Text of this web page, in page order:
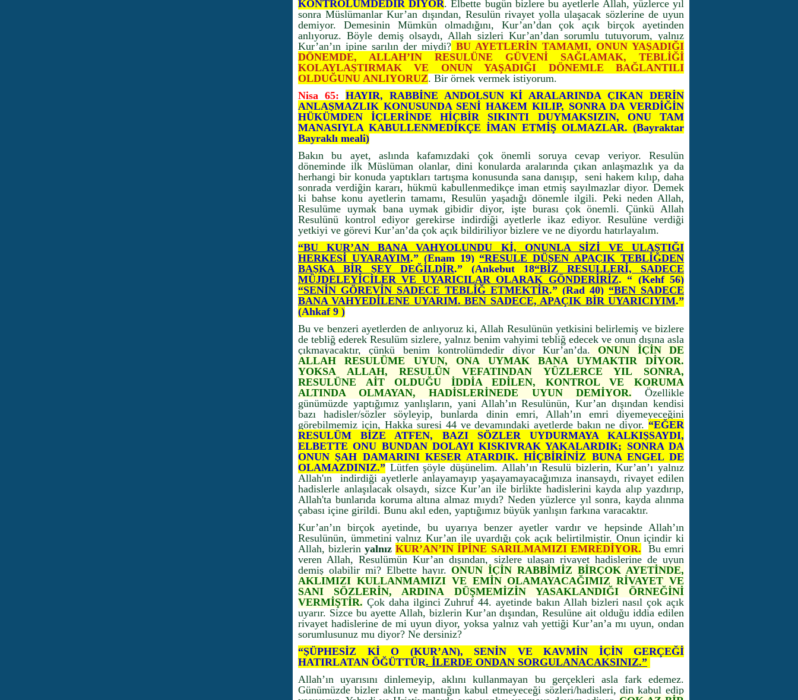
KONTROLÜMDEDİR DİYOR. Elbette bugün bizlere bu ayetlerle Allah, yüzlerce yıl
sonra Müslümanlar Kur’an dışından, Resulün rivayet yolla ulaşacak sözlerine de uyun
demiyor. Demesinin Mümkün olmadığını, Kur’an’dan çok açık birçok ayetinden
anlıyoruz. Böyle demiş olsaydı, Allah sizleri Kur’an’dan sorumlu tutuyorum, yalnız
Kur’an’ın ipine sarılın der miydi? BU AYETLERİN TAMAMI, ONUN YAŞADIĞI
DÖNEMDE, ALLAH’IN RESULÜNE GÜVENİ SAĞLAMAK, TEBLİĞİ
KOLAYLAŞTIRMAK VE ONUN YAŞADIĞI DÖNEMLE BAĞLANTILI
OLDUĞUNU ANLIYORUZ. Bir örnek vermek istiyorum.
Nisa 65: HAYIR, RABBİNE ANDOLSUN Kİ ARALARINDA ÇIKAN DERİN
ANLAŞMAZLIK KONUSUNDA SENİ HAKEM KILIP, SONRA DA VERDİĞİN
HÜKÜMDEN İÇLERİNDE HİÇBİR SIKINTI DUYMAKSIZIN, ONU TAM
MANASIYLA KABULLENMEDİKÇE İMAN ETMİŞ OLMAZLAR. (Bayraktar
Bayraklı meali)
Bakın bu ayet, aslında kafamızdaki çok önemli soruya cevap veriyor. Resulün
döneminde ilk Müslüman olanlar, dini konularda aralarında çıkan anlaşmazlık ya da
herhangi bir konuda yaptıkları tartışma konusunda sana danışıp, seni hakem kılıp, daha
sonrada verdiğin kararı, hükmü kabullenmedikçe iman etmiş sayılmazlar diyor. Demek
ki bahse konu ayetlerin tamamı, Resulün yaşadığı dönemle ilgili. Peki neden Allah,
Resulüme uymak bana uymak gibidir diyor, işte burası çok önemli. Çünkü Allah
Resulünü kontrol ediyor gerekirse indirdiği ayetlerle ikaz ediyor. Resulüne verdiği
yetkiyi ve görevi Kur’an’da çok açık bildiriliyor bizlere ve ne diyordu hatırlayalım.
“BU KUR’AN BANA VAHYOLUNDU Kİ, ONUNLA SİZİ VE ULAŞTIĞI
HERKESİ UYARAYIM.” (Enam 19) “RESULE DÜŞEN APAÇIK TEBLİĞDEN
BAŞKA BİR ŞEY DEĞİLDİR.” (Ankebut 18“BİZ RESULLERİ, SADECE
MÜJDELEYİCİLER VE UYARICILAR OLARAK GÖNDERİRİZ. “ (Kehf 56)
“SENİN GÖREVİN SADECE TEBLİĞ ETMEKTİR.” (Rad 40) “BEN SADECE
BANA VAHYEDİLENE UYARIM. BEN SADECE, APAÇIK BİR UYARICIYIM.”
(Ahkaf 9 )
Bu ve benzeri ayetlerden de anlıyoruz ki, Allah Resulünün yetkisini belirlemiş ve bizlere
de tebliğ ederek Resulüm sizlere, yalnız benim vahyimi tebliğ edecek ve onun dışına asla
çıkmayacaktır, çünkü benim kontrolümdedir diyor Kur’an’da.
ONUN İÇİN DE
ALLAH RESULÜME UYUN, ONA UYMAK BANA UYMAKTIR DİYOR.
YOKSA ALLAH, RESULÜN VEFATINDAN YÜZLERCE YIL SONRA,
RESULÜNE AİT OLDUĞU İDDİA EDİLEN, KONTROL VE KORUMA
ALTINDA OLMAYAN, HADİSLERİNEDE UYUN DEMİYOR. Özellikle
günümüzde yaptığımız yanlışların, yani Allah’ın Resulünün, Kur’an dışından kendisi
bazı hadisler/sözler söyleyip, bunlarda dinin emri, Allah’ın emri diyemeyeceğini
görebilmemiz için, Hakka suresi 44 ve devamındaki ayetlerde bakın ne diyor. “EĞER
RESULÜM BİZE ATFEN, BAZI SÖZLER UYDURMAYA KALKIŞSAYDI,
ELBETTE ONU BUNDAN DOLAYI KISKIVRAK YAKALARDIK; SONRA DA
ONUN ŞAH DAMARINI KESER ATARDIK. HİÇBİRİNİZ BUNA ENGEL DE
OLAMAZDINIZ.” Lütfen şöyle düşünelim. Allah’ın Resulü bizlerin, Kur’an’ı yalnız
Allah'ın indirdiği ayetlerle anlayamayıp yaşayamayacağımıza inansaydı, rivayet edilen
hadislerle anlaşılacak olsaydı, sizce Kur’an ile birlikte hadislerini kayda alıp yazdırıp,
Allah'ta bunlarıda koruma altına almaz mıydı? Neden yüzlerce yıl sonra, kayda alınma
çabası içine girildi. Bunu akıl eden, yaptığımız büyük yanlışın farkına varacaktır.
Kur’an’ın birçok ayetinde, bu uyarıya benzer ayetler vardır ve hepsinde Allah’ın
Resulünün, ümmetini yalnız Kur’an ile uyardığı çok açık belirtilmiştir. Onun içindir ki
Allah, bizlerinyalnızKUR’AN’IN İPİNE SARILMAMIZI EMREDİYOR. Bu emri
veren Allah, Resulümün Kur’an dışından, sizlere ulaşan rivayet hadislerine de uyun
demiş olabilir mi? Elbette hayır.ONUN İÇİN RABBİMİZ BİRÇOK AYETİNDE,
AKLIMIZI KULLANMAMIZI VE EMİN OLAMAYACAĞIMIZ RİVAYET VE
SANI SÖZLERİN, ARDINA DÜŞMEMİZİN YASAKLANDIĞI ÖRNEĞİNİ
VERMİŞTİR. Çok daha ilginci Zuhruf 44. ayetinde bakın Allah bizleri nasıl çok açık
uyarır. Sizce bu ayette Allah, bizlerin Kur’an dışından, Resulüne ait olduğu iddia edilen
rivayet hadislerine de mi uyun diyor, yoksa yalnız vah yettiği Kur’an’a mı uyun, ondan
sorumlusunuz mu diyor? Ne dersiniz?
“ŞÜPHESİZ Kİ O (KUR’AN), SENİN VE KAVMİN İÇİN GERÇEĞİ
HATIRLATAN ÖĞÜTTÜR. İLERDE ONDAN SORGULANACAKSINIZ.”
Allah’ın uyarısını dinlemeyip, aklını kullanmayan bu gerçekleri asla fark edemez.
Günümüzde bizler aklın ve mantığın kabul etmeyeceği sözleri/hadisleri, din kabul edip